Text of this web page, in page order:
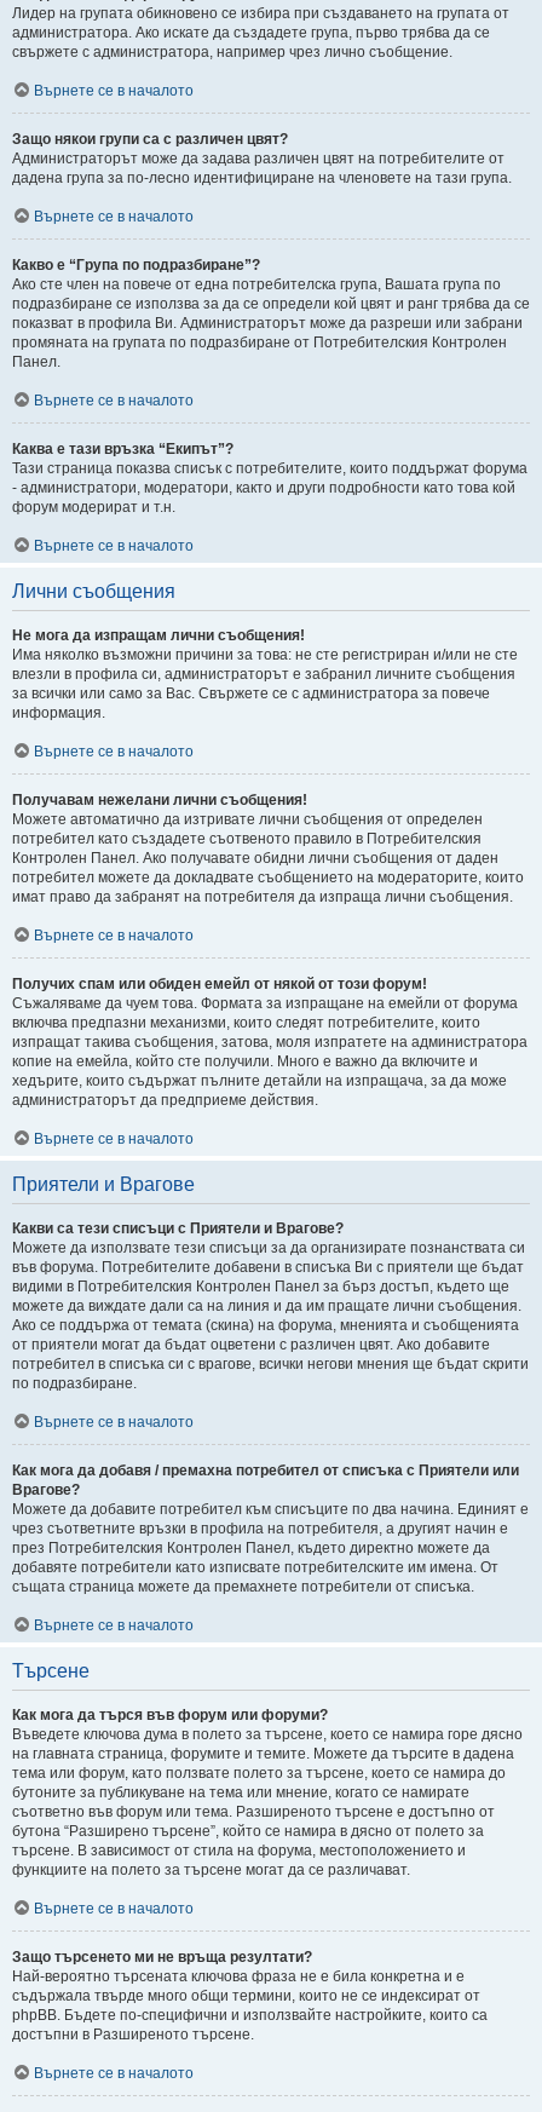
Лидер на групата обикновено се избира при създаването на групата от
администратора. Ако искате да създадете група, първо трябва да се
свържете с администратора, например чрез лично съобщение.
Върнете се в началото
Защо някои групи са с различен цвят?
Администраторът може да задава различен цвят на потребителите от
дадена група за по-лесно идентифициране на членовете на тази група.
Върнете се в началото
Какво е “Група по подразбиране”?
Ако сте член на повече от една потребителска група, Вашата група по
подразбиране се използва за да се определи кой цвят и ранг трябва да се
показват в профила Ви. Администраторът може да разреши или забрани
промяната на групата по подразбиране от Потребителския Контролен
Панел.
Върнете се в началото
Каква е тази връзка “Екипът”?
Тази страница показва списък с потребителите, които поддържат форума
- администратори, модератори, както и други подробности като това кой
форум модерират и т.н.
Върнете се в началото
Лични съобщения
Не мога да изпращам лични съобщения!
Има няколко възможни причини за това: не сте регистриран и/или не сте
влезли в профила си, администраторът е забранил личните съобщения
за всички или само за Вас. Свържете се с администратора за повече
информация.
Върнете се в началото
Получавам нежелани лични съобщения!
Можете автоматично да изтривате лични съобщения от определен
потребител като създадете съотвеното правило в Потребителския
Контролен Панел. Ако получавате обидни лични съобщения от даден
потребител можете да докладвате съобщението на модераторите, които
имат право да забранят на потребителя да изпраща лични съобщения.
Върнете се в началото
Получих спам или обиден емейл от някой от този форум!
Съжаляваме да чуем това. Формата за изпращане на емейли от форума
включва предпазни механизми, които следят потребителите, които
изпращат такива съобщения, затова, моля изпратете на администратора
копие на емейла, който сте получили. Много е важно да включите и
хедърите, които съдържат пълните детайли на изпращача, за да може
администраторът да предприеме действия.
Върнете се в началото
Приятели и Врагове
Какви са тези списъци с Приятели и Врагове?
Можете да използвате тези списъци за да организирате познанствата си
във форума. Потребителите добавени в списъка Ви с приятели ще бъдат
видими в Потребителския Контролен Панел за бърз достъп, където ще
можете да виждате дали са на линия и да им пращате лични съобщения.
Ако се поддържа от темата (скина) на форума, мненията и съобщенията
от приятели могат да бъдат оцветени с различен цвят. Ако добавите
потребител в списъка си с врагове, всички негови мнения ще бъдат скрити
по подразбиране.
Върнете се в началото
Как мога да добавя / премахна потребител от списъка с Приятели или
Врагове?
Можете да добавите потребител към списъците по два начина. Единият е
чрез съответните връзки в профила на потребителя, а другият начин е
през Потребителския Контролен Панел, където директно можете да
добавяте потребители като изписвате потребителските им имена. От
същата страница можете да премахнете потребители от списъка.
Върнете се в началото
Търсене
Как мога да търся във форум или форуми?
Въведете ключова дума в полето за търсене, което се намира горе дясно
на главната страница, форумите и темите. Можете да търсите в дадена
тема или форум, като ползвате полето за търсене, което се намира до
бутоните за публикуване на тема или мнение, когато се намирате
съответно във форум или тема. Разширеното търсене е достъпно от
бутона “Разширено търсене”, който се намира в дясно от полето за
търсене. В зависимост от стила на форума, местоположението и
функциите на полето за търсене могат да се различават.
Върнете се в началото
Защо търсенето ми не връща резултати?
Най-вероятно търсената ключова фраза не е била конкретна и е
съдържала твърде много общи термини, които не се индексират от
phpBB. Бъдете по-специфични и използвайте настройките, които са
достъпни в Разширеното търсене.
Върнете се в началото